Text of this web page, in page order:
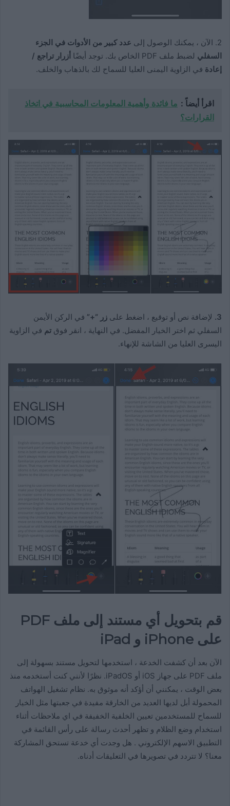
2. الآن ، يمكنك الوصول إلى
عدد كبير من الأدوات في الجزء
السفلي لضبط ملف PDF الخاص بك. توجد أيضًا
أزرار تراجع /
إعادة في الزاوية اليمنى العليا للسماح لك بالذهاب والخلف.
اقرأ أيضاً : ما فائدة وأهمية المعلومات المحاسبية في اتخاذ
القرارات؟
3. لإضافة نص أو توقيع ، اضغط على زر “+” في الركن الأيمن
السفلي ثم اختر الخيار المفضل. في النهاية ، انقر فوق تم في الزاوية
اليسرى العليا من الشاشة للإنهاء.
قم بتحويل أي مستند إلى ملف PDF
على iPhone و iPad
الآن بعد أن كشفت الخدعة ، استخدمها لتحويل مستند بسهولة إلى
ملف PDF على جهاز iOS أو iPadOS. نظرًا لأنني كنت أستخدمه منذ
بعض الوقت ، يمكنني أن أؤكد أنه موثوق به. نظام تشغيل الهواتف
المحمولة أبل لديها العديد من الخارقة مفيدة في جعبتها مثل الخيار
للسماح للمستخدمين تعيين الخلفية الخفيفة في اي ملاحظات أثناء
استخدام وضع الظلام و تظهر أحدث رسالة على رأس القائمة في
التطبيق الاسهم الإلكتروني . هل وجدت أي خدعة تستحق المشاركة
معنا؟ لا تتردد في تصويرها في التعليقات أدناه.